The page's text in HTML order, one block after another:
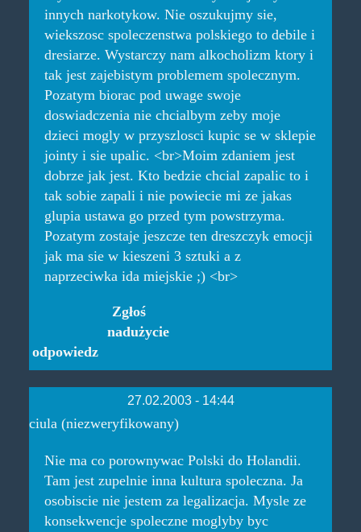
innych narkotykow. Nie oszukujmy sie,
wiekszosc spoleczenstwa polskiego to debile i
dresiarze. Wystarczy nam alkocholizm ktory i
tak jest zajebistym problemem spolecznym.
Pozatym biorac pod uwage swoje
doswiadczenia nie chcialbym zeby moje
dzieci mogly w przyszlosci kupic se w sklepie
jointy i sie upalic. <br>Moim zdaniem jest
dobrze jak jest. Kto bedzie chcial zapalic to i
tak sobie zapali i nie powiecie mi ze jakas
glupia ustawa go przed tym powstrzyma.
Pozatym zostaje jeszcze ten dreszczyk emocji
jak ma sie w kieszeni 3 sztuki a z
naprzeciwka ida miejskie ;) <br>
odpowiedz
Zgłoś
nadużycie
27.02.2003 - 14:44
ciula (niezweryfikowany)
Nie ma co porownywac Polski do Holandii.
Tam jest zupelnie inna kultura spoleczna. Ja
osobiscie nie jestem za legalizacja. Mysle ze
konsekwencje spoleczne moglyby byc